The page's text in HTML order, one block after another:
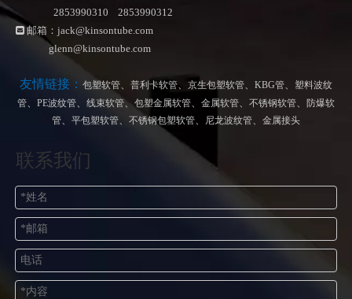
2853990310 2853990312
 邮箱： jack@kinsontube.com
glenn@kinsontube.com
友情链接： 包塑软管、 普利卡软管、 京生包塑软管、 KBG管、 塑料波纹
管、 PE波纹管、 线束软管、 包塑金属软管、 金属软管、 不锈钢软管、
防爆软
管、 平包塑软管、 不锈钢包塑软管、 尼龙波纹管、 金属接头
联系我们